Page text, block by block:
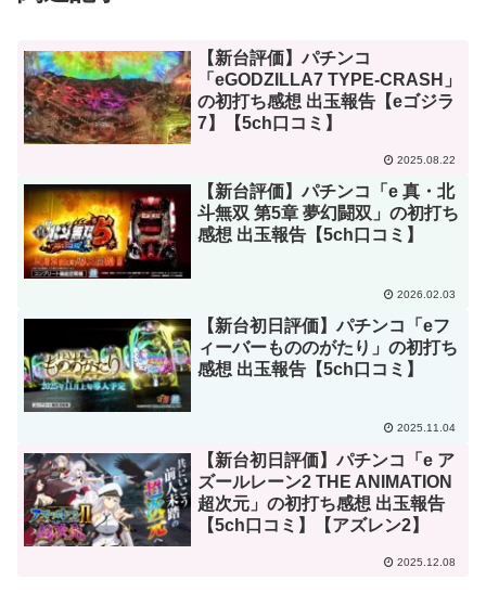
【新台評価】パチンコ
「eGODZILLA7 TYPE-CRASH」
の初打ち感想 出玉報告【eゴジラ
7】【5ch口コミ】
2025.08.22
【新台評価】パチンコ「e 真・北
斗無双 第5章 夢幻闘双」の初打ち
感想 出玉報告【5ch口コミ】
2026.02.03
【新台初日評価】パチンコ「eフ
ィーバーもののがたり」の初打ち
感想 出玉報告【5ch口コミ】
2025.11.04
【新台初日評価】パチンコ「e ア
ズールレーン2 THE ANIMATION
超次元」の初打ち感想 出玉報告
【5ch口コミ】【アズレン2】
2025.12.08